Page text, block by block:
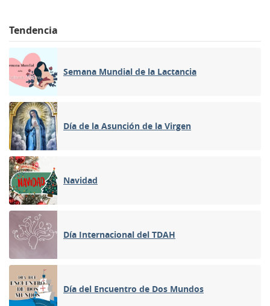
Tendencia
Semana Mundial de la Lactancia
Día de la Asunción de la Virgen
Navidad
Día Internacional del TDAH
Día del Encuentro de Dos Mundos